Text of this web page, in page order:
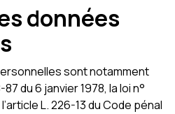
données
sont notamment
du 6 janvier 1978, la loi n°
L. 226-13 du Code pénal